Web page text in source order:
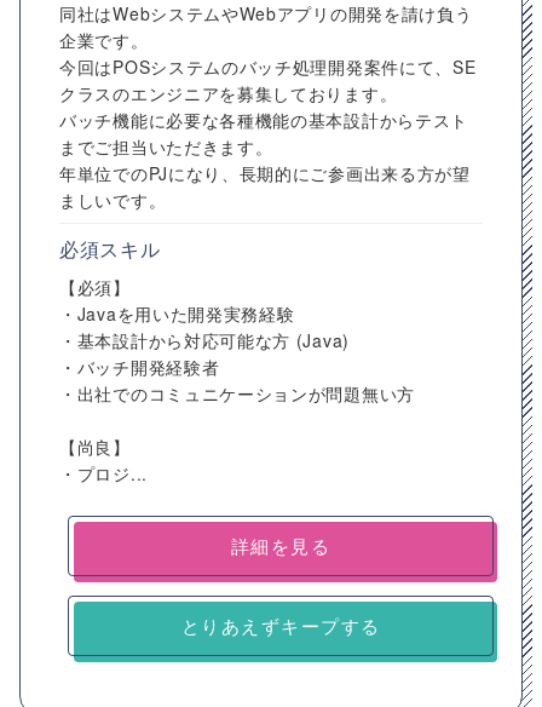
同社はWebシステムやWebアプリの開発を請け負う
企業です。
今回はPOSシステムのバッチ処理開発案件にて、SE
クラスのエンジニアを募集しております。
バッチ機能に必要な各種機能の基本設計からテスト
までご担当いただきます。
年単位でのPJになり、長期的にご参画出来る方が望
ましいです。
必須スキル
【必須】
・Javaを用いた開発実務経験
・基本設計から対応可能な方 (Java)
・バッチ開発経験者
・出社でのコミュニケーションが問題無い方
【尚良】
・プロジ...
詳細を見る
とりあえずキープする